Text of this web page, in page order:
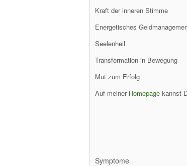
Kraft der inneren Stimme
Energetisches
Seelenheil
Transformation in Bewegung
Mut zum Erfolg
Auf meiner Homepage kannst
Symptome